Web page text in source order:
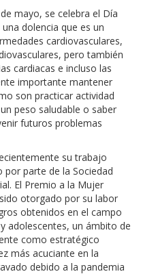
mayo, se celebra el Día
dolencia que es un
cardiovasculares,
pero también
cardiacas e incluso las
importante mantener
son practicar actividad
peso saludable o saber
futuros problemas
su trabajo
parte de la Sociedad
El Premio a la Mujer
otorgado por su labor
obtenidos en el campo
adolescentes, un ámbito de
como estratégico
más acuciante en la
debido a la pandemia